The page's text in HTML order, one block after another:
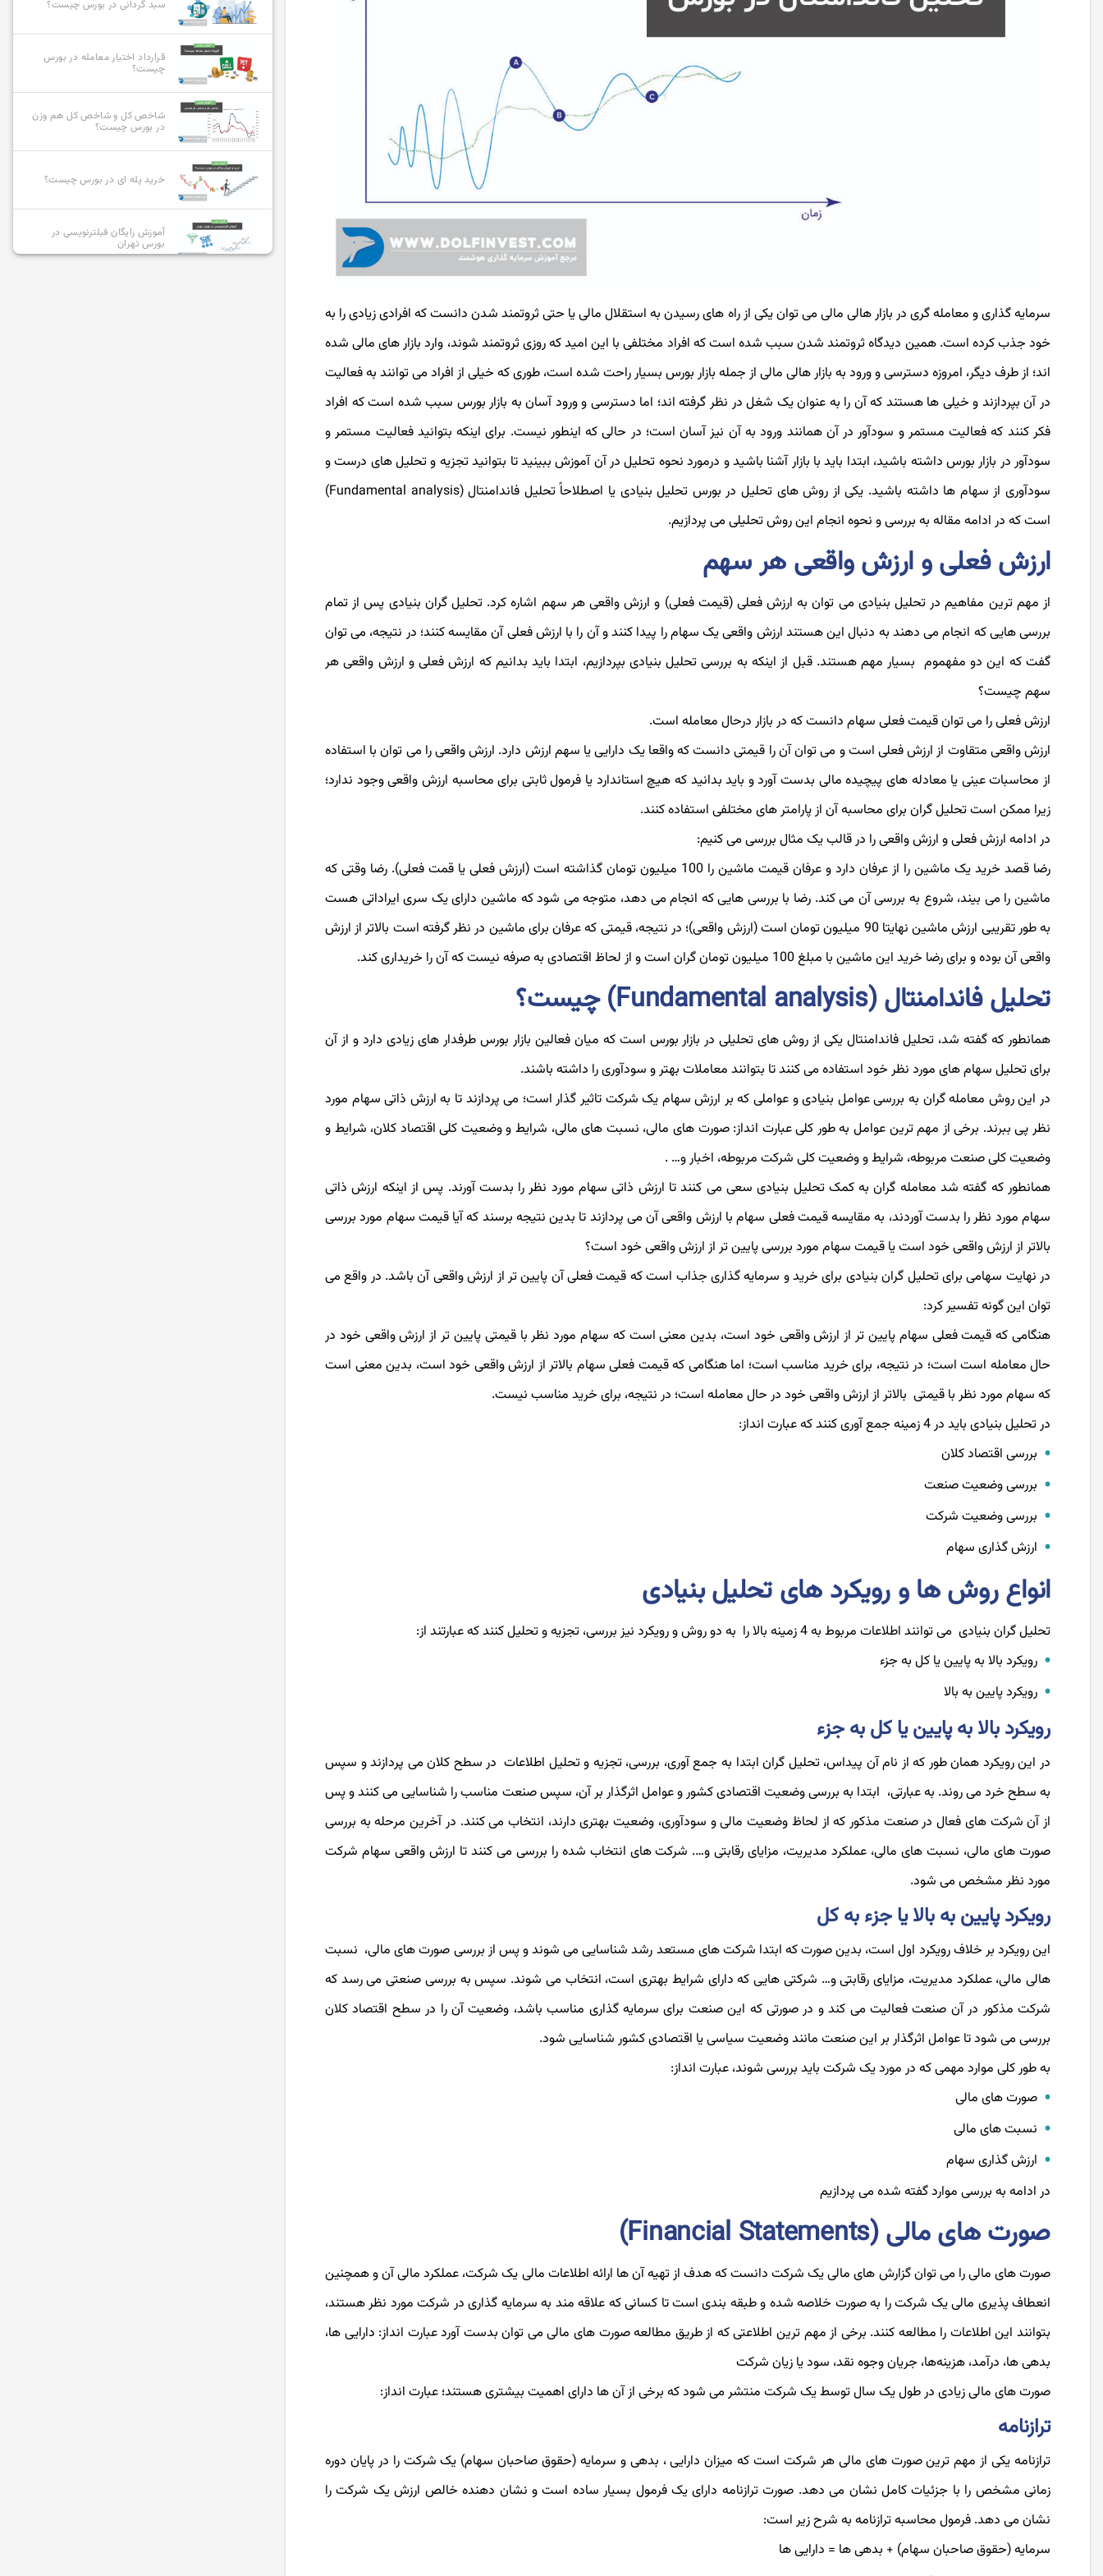
سرمایه گذاری و معامله گری در بازار هالی مالی می توان یکی از راه های رسیدن به استقلال مالی یا حتی ثروتمند شدن دانست که افرادی زیادی را به
خود جذب کرده است. همین دیدگاه ثروتمند شدن سبب شده است که افراد مختلفی با این امید که روزی ثروتمند شوند، وارد بازار های مالی شده
اند؛ از طرف دیگر، امروزه دسترسی و ورود به بازار هالی مالی از جمله بازار بورس بسیار راحت شده است، طوری که خیلی از افراد می توانند به فعالیت
در آن بپردازند و خیلی ها هستند که آن را به عنوان یک شغل در نظر گرفته اند؛ اما دسترسی و ورود آسان به بازار بورس سبب شده است که افراد
فکر کنند که فعالیت مستمر و سودآور در آن همانند ورود به آن نیز آسان است؛ در حالی که اینطور نیست. برای اینکه بتوانید فعالیت مستمر و
سودآور در بازار بورس داشته باشید، ابتدا باید با بازار آشنا باشید و درمورد نحوه تحلیل در آن آموزش ببینید تا بتوانید تجزیه و تحلیل های درست و
سودآوری از سهام ها داشته باشید. یکی از روش های تحلیل در بورس تحلیل بنیادی یا اصطلاحاً تحلیل فاندامنتال (Fundamental analysis)
است که در ادامه مقاله به بررسی و نحوه انجام این روش تحلیلی می پردازیم.
ارزش فعلی و ارزش واقعی هر سهم
از مهم ترین مفاهیم در تحلیل بنیادی می توان به ارزش فعلی (قیمت فعلی) و ارزش واقعی هر سهم اشاره کرد. تحلیل گران بنیادی پس از تمام
بررسی هایی که انجام می دهند به دنبال این هستند ارزش واقعی یک سهام را پیدا کنند و آن را با ارزش فعلی آن مقایسه کنند؛ در نتیجه، می توان
گفت که این دو مفهموم بسیار مهم هستند. قبل از اینکه به بررسی تحلیل بنیادی بپردازیم، ابتدا باید بدانیم که ارزش فعلی و ارزش واقعی هر
سهم چیست؟
ارزش فعلی را می توان قیمت فعلی سهام دانست که در بازار درحال معامله است.
ارزش واقعی متقاوت از ارزش فعلی است و می توان آن را قیمتی دانست که واقعا یک دارایی یا سهم ارزش دارد. ارزش واقعی را می‌ توان با استفاده
از محاسبات عینی یا معادله های پیچیده مالی بدست آورد و باید بدانید که هیچ استاندارد یا فرمول ثابتی برای محاسبه‌ ارزش واقعی وجود ندارد؛
زیرا ممکن است تحلیل گران برای محاسبه آن از پارامتر های مختلفی استفاده کنند.
در ادامه ارزش فعلی و ارزش واقعی را در قالب یک مثال بررسی می کنیم:
رضا قصد خرید یک ماشین را از عرفان دارد و عرفان قیمت ماشین را 100 میلیون تومان گذاشته است (ارزش فعلی یا قمت فعلی). رضا وقتی که
ماشین را می بیند، شروع به بررسی آن می کند. رضا با بررسی هایی که انجام می دهد، متوجه می شود که ماشین دارای یک سری ایراداتی هست
به طور تقریبی ارزش ماشین نهایتا 90 میلیون تومان است (ارزش واقعی)؛ در نتیجه، قیمتی که عرفان برای ماشین در نظر گرفته است بالاتر از ارزش
واقعی آن بوده و برای رضا خرید این ماشین با مبلغ 100 میلیون تومان گران است و از لحاظ اقتصادی به صرفه نیست که آن را خریداری کند.
تحلیل فاندامنتال (Fundamental analysis) چیست؟
همانطور که گفته شد، تحلیل فاندامنتال یکی از روش های تحلیلی در بازار بورس است که میان فعالین بازار بورس طرفدار های زیادی دارد و از آن
برای تحلیل سهام های مورد نظر خود استفاده می کنند تا بتوانند معاملات بهتر و سودآوری را داشته باشند.
در این روش معامله گران به بررسی عوامل بنیادی و عواملی که بر ارزش سهام یک شرکت تاثیر گذار است؛ می پردازند تا به ارزش ذاتی سهام مورد
نظر پی ببرند. برخی از مهم ترین عوامل به طور کلی عبارت انداز: صورت های مالی، نسبت های مالی، شرایط و وضعیت کلی اقتصاد کلان، شرایط و
وضعیت کلی صنعت مربوطه، شرایط و وضعیت کلی شرکت مربوطه، اخبار و… .
همانطور که گفته شد معامله گران به کمک تحلیل بنیادی سعی می کنند تا ارزش ذاتی سهام مورد نظر را بدست آورند. پس از اینکه ارزش ذاتی
سهام مورد نظر را بدست آوردند، به مقایسه قیمت فعلی سهام با ارزش واقعی آن می پردازند تا بدین نتیجه برسند که آیا قیمت سهام مورد بررسی
بالاتر از ارزش واقعی خود است یا قیمت سهام مورد بررسی پایین تر از ارزش واقعی خود است؟
در نهایت سهامی برای تحلیل گران بنیادی برای خرید و سرمایه گذاری جذاب است که قیمت فعلی آن پایین تر از ارزش واقعی آن باشد. در واقع می
توان این گونه تفسیر کرد:
هنگامی که قیمت فعلی سهام پایین تر از ارزش واقعی خود است، بدین معنی است که سهام مورد نظر با قیمتی پایین تر از ارزش واقعی خود در
حال معامله است است؛ در نتیجه، برای خرید مناسب است؛ اما هنگامی که قیمت فعلی سهام بالاتر از ارزش واقعی خود است، بدین معنی است
که سهام مورد نظر با قیمتی بالاتر از ارزش واقعی خود در حال معامله است؛ در نتیجه، برای خرید مناسب نیست.
در تحلیل بنیادی باید در 4 زمینه جمع آوری کنند که عبارت انداز:
بررسی اقتصاد کلان
بررسی وضعیت صنعت
بررسی وضعیت شرکت
ارزش ‌گذاری سهام
انواع روش ها و رویکرد های تحلیل بنیادی
تحلیل گران بنیادی می توانند اطلاعات مربوط به 4 زمینه بالا را به دو روش و رویکرد نیز بررسی، تجزیه و تحلیل کنند که عبارتند از:
رویکرد بالا به پایین یا کل به جزء
رویکرد پایین به بالا
رویکرد بالا به پایین یا کل به جزء
در این رویکرد همان طور که از نام آن پیداس، تحلیل گران ابتدا به جمع آوری، بررسی، تجزیه و تحلیل اطلاعات در سطح کلان می پردازند و سپس
به سطح خرد می روند. به عبارتی، ابتدا به بررسی وضعیت اقتصادی کشور و عوامل اثرگذار بر آن، سپس صنعت مناسب را شناسایی می کنند و پس
از آن شرکت ‌های فعال در صنعت مذکور که از لحاظ وضعیت مالی و سودآوری، وضعیت بهتری دارند، انتخاب می کنند. در آخرین مرحله به بررسی
صورت‌ های مالی، نسبت های مالی، عملکرد مدیریت، مزایای رقابتی و…. شرکت های انتخاب شده را بررسی می کنند تا ارزش واقعی سهام شرکت
مورد نظر مشخص می ‌شود.
رویکرد پایین به بالا یا جزء به کل
این رویکرد بر خلاف رویکرد اول است، بدین صورت که ابتدا شرکت‌ های مستعد رشد شناسایی می‌ شوند و پس از بررسی صورت ‌های مالی، نسبت
هالی مالی، عملکرد مدیریت، مزایای رقابتی و… شرکتی هایی که دارای شرایط بهتری است، انتخاب می‌ شوند. سپس به بررسی صنعتی می ‌رسد که
شرکت مذکور در آن صنعت فعالیت می کند و در صورتی که این صنعت برای سرمایه ‌گذاری مناسب باشد، وضعیت آن را در سطح اقتصاد کلان
بررسی می شود تا عوامل اثر‌گذار بر این صنعت مانند وضعیت سیاسی یا اقتصادی کشور شناسایی شود.
به طور کلی موارد مهمی که در مورد یک شرکت باید بررسی شوند، عبارت انداز:
صورت های مالی
نسبت های مالی
ارزش گذاری سهام
در ادامه به بررسی موارد گفته شده می پردازیم
صورت های مالی (Financial Statements)
صورت های مالی را می توان گزارش های مالی یک شرکت دانست که هدف از تهیه آن ‌ها ارائه اطلاعات مالی یک شرکت، عملکرد مالی آن و همچنین
انعطاف ‌پذیری مالی یک شرکت را به صورت خلاصه شده و طبقه بندی است تا کسانی که علاقه مند به سرمایه گذاری در شرکت مورد نظر هستند،
بتوانند این اطلاعات را مطالعه کنند. برخی از مهم ترین اطلاعتی که از طریق مطالعه صورت های مالی می توان بدست آورد عبارت انداز: دارایی ‌ها،
بدهی ‌ها، درآمد، هزینه‌ها، جریان وجوه نقد، سود یا زیان شرکت
صورت های مالی زیادی در طول یک سال توسط یک شرکت منتشر می شود که برخی از آن ها دارای اهمیت بیشتری هستند؛ عبارت انداز:
ترازنامه
‌ترازنامه یکی از مهم ترین صورت های مالی هر شرکت است که میزان دارایی‌ ، بدهی‌ و سرمایه (حقوق صاحبان سهام) یک شرکت را در پایان دوره
زمانی مشخص را با جزئیات کامل نشان می ‌دهد. صورت ترازنامه دارای یک فرمول بسیار ساده است و نشان دهنده خالص ارزش یک شرکت را
نشان می ‌دهد. فرمول محاسبه ترازنامه به شرح زیر است:
سرمایه (حقوق صاحبان سهام) + بدهی ها = دارایی ها
سبد گردانی در بورس چیست؟
قرارداد اختیار معامله در بورس
چیست؟
شاخص کل و شاخص کل هم وزن
در بورس چیست؟
خرید پله ای در بورس چیست؟
آموزش رایگان فیلترنویسی در
بورس تهران